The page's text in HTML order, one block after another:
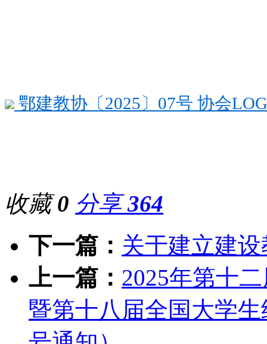
鄂建教协〔2025〕07号 协会
收藏0 分享364
下一篇： 关于建立建
上一篇： 2025年第十
暨第十八届全国大学